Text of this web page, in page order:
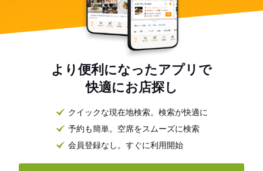
より便利になったアプリで
快適にお店探し
クイックな現在地検索。検索が快適に
予約も簡単。空席をスムーズに検索
会員登録なし。すぐに利用開始